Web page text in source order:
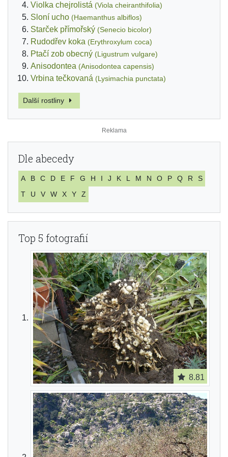
Violka chejrolistá (Viola cheiranthifolia)
Sloní ucho (Haemanthus albiflos)
Starček přímořský (Senecio bicolor)
Rudodřev koka (Erythroxylum coca)
Ptačí zob obecný (Ligustrum vulgare)
Anisodontea (Anisodontea capensis)
Vrbina tečkovaná (Lysimachia punctata)
Další rostliny
Dle abecedy
A B C D E F G H I J K L M N O P Q R
S
T
U V W X Y Z
Top 5 fotografií
8.81